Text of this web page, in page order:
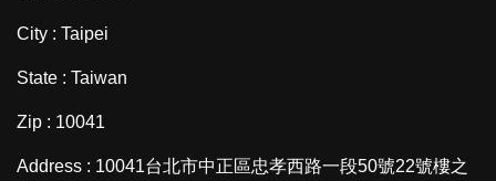
City : Taipei
State : Taiwan
Zip : 10041
Address : 10041台北市中正區忠孝西路一段50號22號樓之